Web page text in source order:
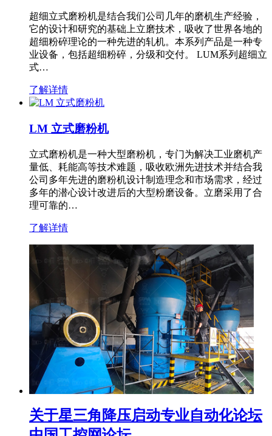
超细立式磨粉机是结合我们公司几年的磨机生产经验，
它的设计和研究的基础上立磨技术，吸收了世界各地的
超细粉碎理论的一种先进的轧机。本系列产品是一种专
业设备，包括超细粉碎，分级和交付。 LUM系列超细立
式…
了解详情
LM 立式磨粉机
立式磨粉机是一种大型磨粉机，专门为解决工业磨机产
量低、耗能高等技术难题，吸收欧洲先进技术并结合我
公司多年先进的磨粉机设计制造理念和市场需求，经过
多年的潜心设计改进后的大型粉磨设备。立磨采用了合
理可靠的…
了解详情
关于星三角降压启动专业自动化论坛